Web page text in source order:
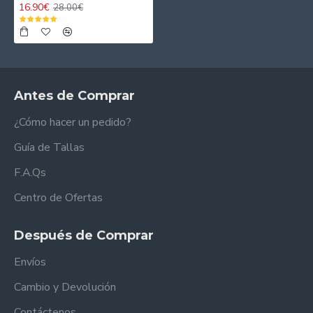
16.90€ 28.00€
Antes de Comprar
¿Cómo hacer un pedido?
Guía de Tallas
F.A.Qs
Centro de Ofertas
Después de Comprar
Envíos
Cambio y Devolución